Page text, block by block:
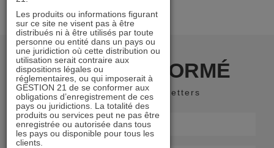
RESTER INFORMÉ
Recevoir nos newsletters
Les produits ou informations figurant
sur ce site ne visent pas à être
distribués ni à être utilisés par toute
personne ou entité dans un pays ou
une juridiction où cette distribution ou
utilisation serait contraire aux
dispositions légales ou
réglementaires, ou qui imposerait à
GESTION 21 de se conformer aux
obligations d’enregistrement de ces
pays ou juridictions. La totalité des
produits ou services peut ne pas être
enregistrée ou autorisée dans tous
les pays ou disponible pour tous les
clients.